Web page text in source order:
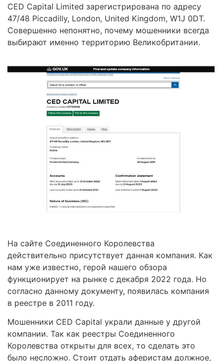
CED Capital Limited зарегистрирована по адресу
47/48 Piccadilly, London, United Kingdom, W1J 0DT.
Совершенно непонятно, почему мошенники всегда
выбирают именно территорию Великобритании.
На сайте Соединенного Королевства
действительно присутствует данная компания. Как
нам уже известно, герой нашего обзора
функционирует на рынке с декабря 2022 года. Но
согласно данному документу, появилась компания
в реестре в 2011 году.
Мошенники CED Capital украли данные у другой
компании. Так как реестры Соединенного
Королевства открыты для всех, то сделать это
было несложно. Стоит отдать аферистам должное,